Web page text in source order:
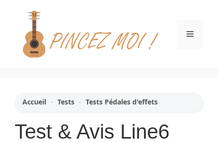
contenu
Menu
Accueil - Tests - Tests Pédales d'effets
Test & Avis Line6